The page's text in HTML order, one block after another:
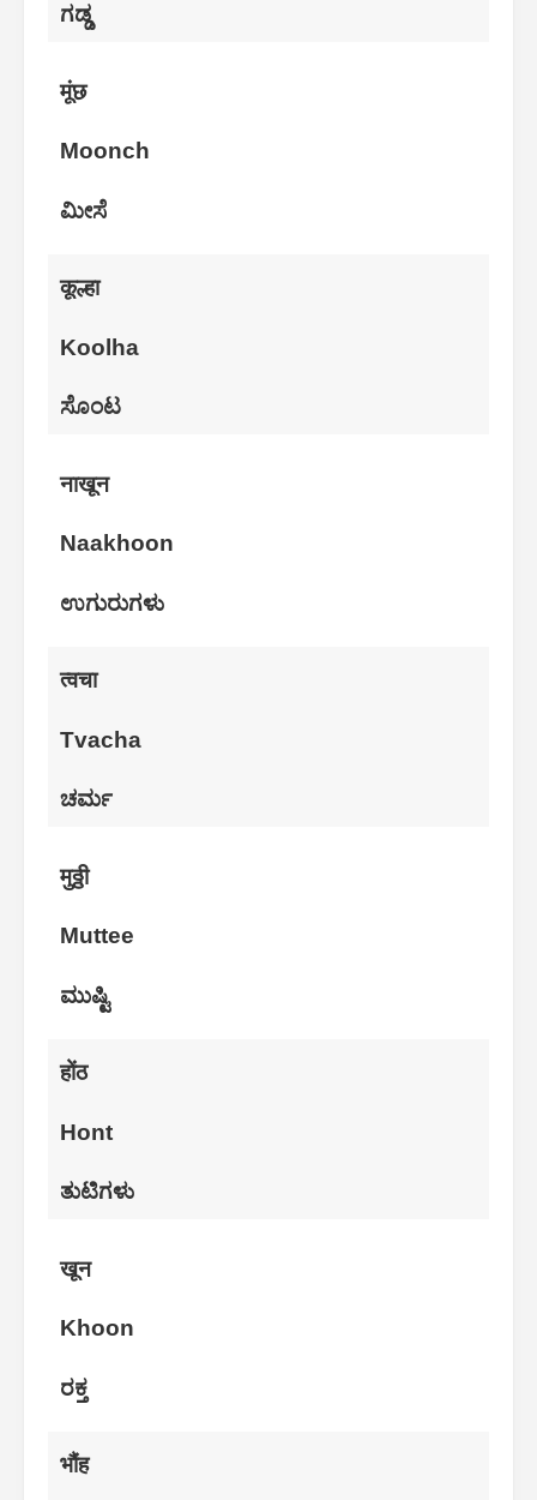
ಗಡ್ಡ
मूंछ
Moonch
ಮೀಸೆ
कूल्हा
Koolha
ಸೊಂಟ
नाखून
Naakhoon
ಉಗುರುಗಳು
त्वचा
Tvacha
ಚರ್ಮ
मुठ्ठी
Muttee
ಮುಷ್ಟಿ
होंठ
Hont
ತುಟಿಗಳು
खून
Khoon
ರಕ್ತ
भौंह